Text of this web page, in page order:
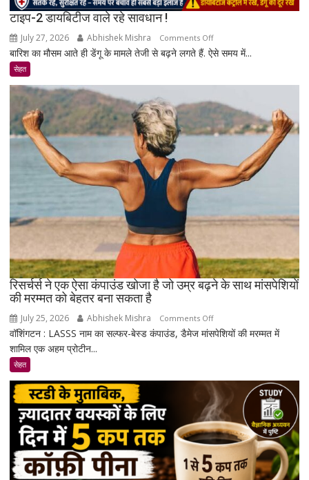
टाइप-2 डायबिटीज वाले रहे सावधान !
July 27, 2026 Abhishek Mishra Comments Offon
टाइप-2
वाले
सावधान
!
बारिश का मौसम आते ही डेंगू के मामले तेजी से बढ़ने लगते हैं. ऐसे समय में...
सेहत
रिसर्चर्स ने एक ऐसा कंपाउंड खोजा है जो उम्र बढ़ने के साथ मांसपेशियों
की मरम्मत को बेहतर बना सकता है
July 25, 2026 Abhishek Mishra Comments Offon
रिसर्चर्स
कंपाउंड
खोजा
है
जो
बढ़ने
वॉशिंगटन : LASSS नाम का सल्फर-बेस्ड कंपाउंड, डैमेज मांसपेशियों की मरम्मत में
शामिल एक अहम प्रोटीन...
सेहत